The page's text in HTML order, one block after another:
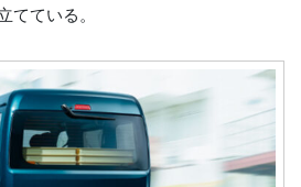
てている。